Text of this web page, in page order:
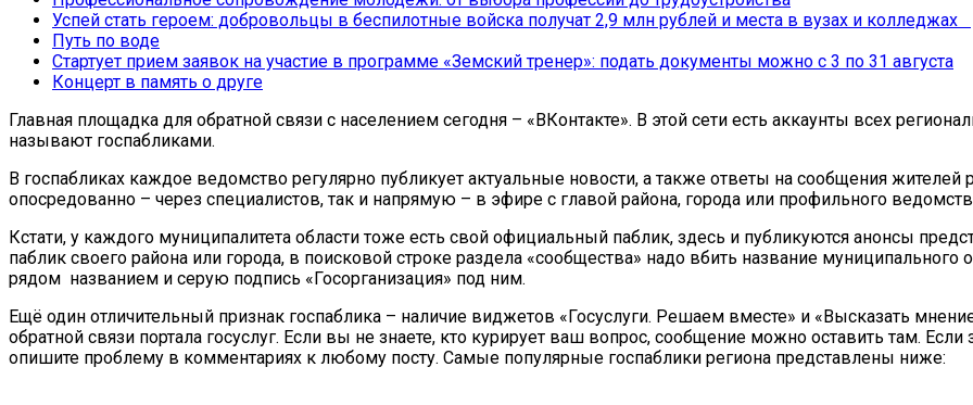
Успей стать героем: добровольцы в беспилотные войска получат 2,9 млн рублей и места в вузах и колледжах
Путь по воде
Стартует прием заявок на участие в программе «Земский тренер»: подать документы можно с 3 по 31 августа
Концерт в память о друге
Главная площадка для обратной связи с населением сегодня – «ВКонтакте». В этой сети есть аккаунты всех
называют госпабликами.
В госпабликах каждое ведомство регулярно публикует актуальные новости, а также ответы на сообщения
опосредованно – через специалистов, так и напрямую – в эфире с главой района, города или профильного
Кстати, у каждого муниципалитета области тоже есть свой официальный паблик, здесь и публикуются анонсы
паблик своего района или города, в поисковой строке раздела «сообщества» надо вбить название
рядом названием и серую подпись «Госорганизация» под ним.
Ещё один отличительный признак госпаблика – наличие виджетов «Госуслуги. Решаем вместе» и «Высказать
обратной связи портала госуслуг. Если вы не знаете, кто курирует ваш вопрос, сообщение можно оставить там.
опишите проблему в комментариях к любому посту. Самые популярные госпаблики региона представлены ниже: